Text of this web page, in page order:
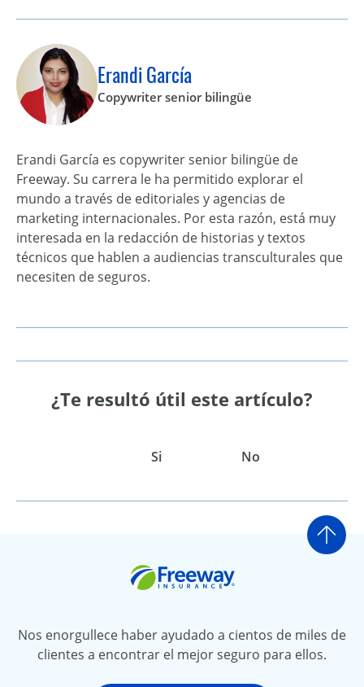
Erandi García
Copywriter senior bilingüe
Erandi García es copywriter senior bilingüe de
Freeway. Su carrera le ha permitido explorar el
mundo a través de editoriales y agencias de
marketing internacionales. Por esta razón, está muy
interesada en la redacción de historias y textos
técnicos que hablen a audiencias transculturales que
necesiten de seguros.
¿Te resultó útil este artículo?
Si No
Ir
Nos enorgullece haber ayudado a cientos de miles de
clientes a encontrar el mejor seguro para ellos.